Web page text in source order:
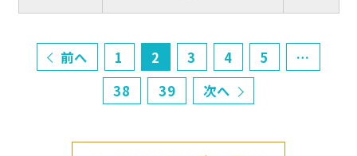
前へ 1 2 3 4 5
…
38
39 次へ